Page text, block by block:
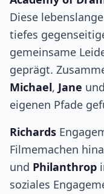
Diese
tiefes
gemeinsame
geprägt.
Michael, Jane und
eigenen Pfade
Richards
Filmemachen
und Philanthrop
soziales